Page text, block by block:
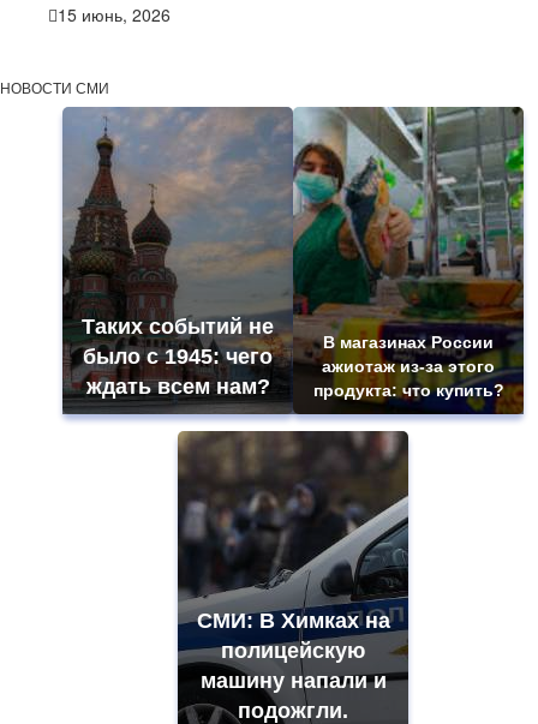
15 июнь, 2026
НОВОСТИ СМИ
Таких событий не
было с 1945: чего
ждать всем нам?
В магазинах России
ажиотаж из-за этого
продукта: что купить?
СМИ: В Химках на
полицейскую
машину напали и
подожгли.